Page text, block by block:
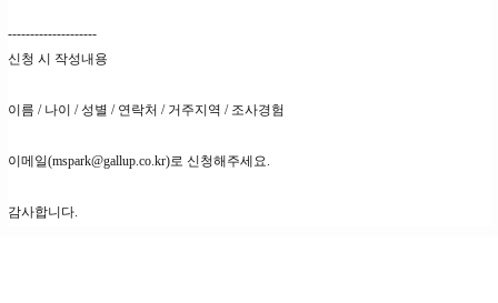
--------------------
신청 시 작성내용
이름 / 나이 / 성별 / 연락처 / 거주지역 / 조사경험
이메일(mspark@gallup.co.kr)로 신청해주세요.
감사합니다.